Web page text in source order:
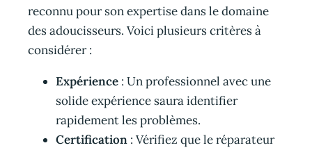
reconnu pour son expertise dans le domaine
des adoucisseurs. Voici plusieurs critères à
considérer :
Expérience : Un professionnel avec une
solide expérience saura identifier
rapidement les problèmes.
Certification : Vérifiez que le réparateur